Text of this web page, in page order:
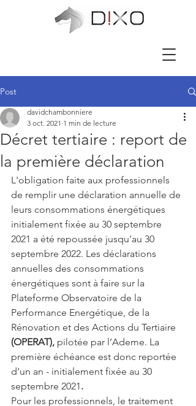
Post
Décret tertiaire : report de
la première déclaration
davidchambonniere
3 oct. 2021 1 min de lecture
L'obligation faite aux professionnels
de remplir une déclaration annuelle de
leurs consommations énergétiques
initialement fixée au 30 septembre
2021 a été repoussée jusqu'au 30
septembre 2022. Les déclarations
annuelles des consommations
énergétiques sont à faire sur la
Plateforme Observatoire de la
Performance Energétique, de la
Rénovation et des Actions du Tertiaire
(OPERAT), pilotée par l’Ademe. La
première échéance est donc reportée
d’un an - initialement fixée au 30
septembre 2021.
Pour les professionnels, le traitement